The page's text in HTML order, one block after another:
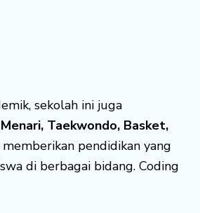
sekolah ini juga
Taekwondo, Basket,
pendidikan yang
di berbagai bidang. Coding